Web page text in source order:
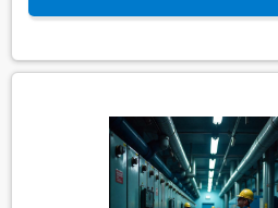
regulatórios e de qualidade,